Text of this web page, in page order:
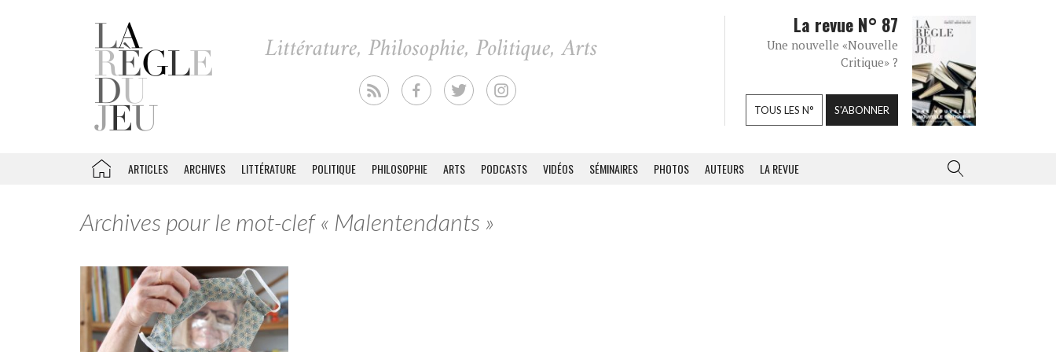
La revue N° 87
Une nouvelle «Nouvelle
Critique» ?
TOUS LES N° S'ABONNER
ARTICLES ARCHIVES LITTÉRATURE POLITIQUE PHILOSOPHIE ARTS PODCASTS VIDÉOS SÉMINAIRES PHOTOS AUTEURS LA REVUE
Archives pour le mot-clef « Malentendants »